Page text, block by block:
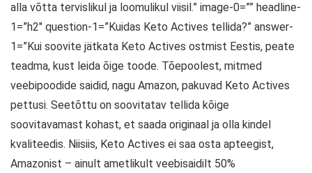
alla võtta tervislikul ja loomulikul viisil.” image-0=”” headline-
1=”h2″ question-1=”Kuidas Keto Actives tellida?” answer-
1=”Kui soovite jätkata Keto Actives ostmist Eestis, peate
teadma, kust leida õige toode. Tõepoolest, mitmed
veebipoodide saidid, nagu Amazon, pakuvad Keto Actives
pettusi. Seetõttu on soovitatav tellida kõige
soovitavamast kohast, et saada originaal ja olla kindel
kvaliteedis. Niisiis, Keto Actives ei saa osta apteegist,
Amazonist – ainult ametlikult veebisaidilt 50%